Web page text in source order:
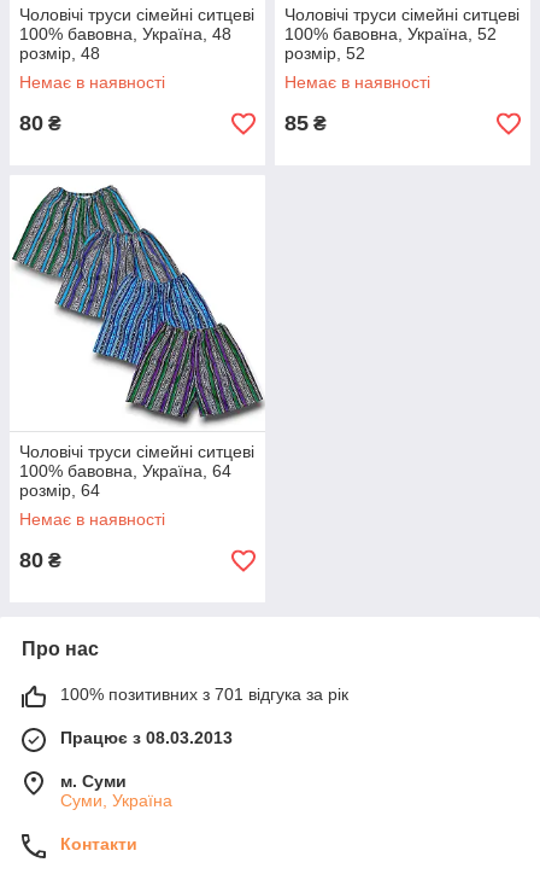
Чоловічі труси сімейні ситцеві
100% бавовна, Україна, 48
розмір, 48
Немає в наявності
80 ₴
Чоловічі труси сімейні ситцеві
100% бавовна, Україна, 52
розмір, 52
Немає в наявності
85 ₴
Чоловічі труси сімейні ситцеві
100% бавовна, Україна, 64
розмір, 64
Немає в наявності
80 ₴
Про нас
100% позитивних з 701 відгука за рік
Працює з 08.03.2013
м. Суми
Суми, Україна
Контакти